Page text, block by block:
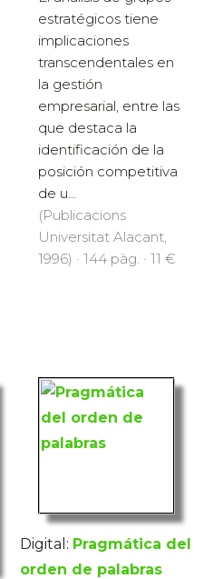
estratégicos tiene
implicaciones
transcendentales en
la gestión
empresarial, entre las
que destaca la
identificación de la
posición competitiva
de u...
(Publicacions
Universitat Alacant,
1996) · 144 pàg. · 11 €
Digital: Pragmática del
orden de palabras